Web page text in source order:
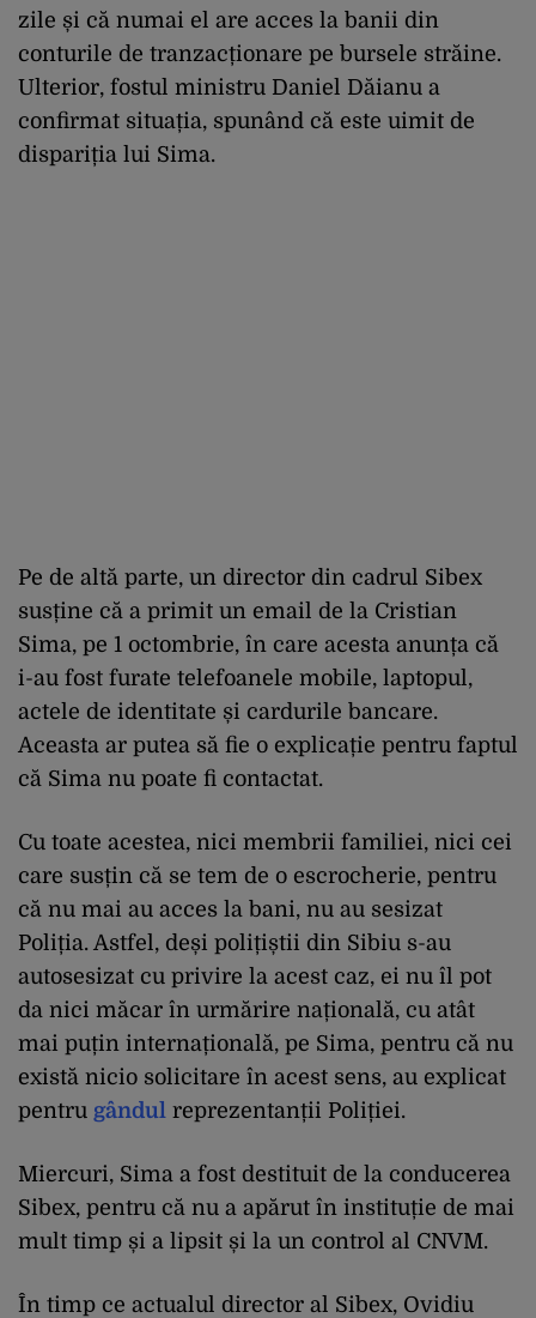
zile și că numai el are acces la banii din
conturile de tranzacționare pe bursele străine.
Ulterior, fostul ministru Daniel Dăianu a
confirmat situația, spunând că este uimit de
dispariția lui Sima.
Pe de altă parte, un director din cadrul Sibex
susține că a primit un email de la Cristian
Sima, pe 1 octombrie, în care acesta anunța că
i-au fost furate telefoanele mobile, laptopul,
actele de identitate și cardurile bancare.
Aceasta ar putea să fie o explicație pentru faptul
că Sima nu poate fi contactat.
Cu toate acestea, nici membrii familiei, nici cei
care susțin că se tem de o escrocherie, pentru
că nu mai au acces la bani, nu au sesizat
Poliția. Astfel, deși polițiștii din Sibiu s-au
autosesizat cu privire la acest caz, ei nu îl pot
da nici măcar în urmărire națională, cu atât
mai puțin internațională, pe Sima, pentru că nu
există nicio solicitare în acest sens, au explicat
pentru gândul reprezentanții Poliției.
Miercuri, Sima a fost destituit de la conducerea
Sibex, pentru că nu a apărut în instituție de mai
mult timp și a lipsit și la un control al CNVM.
În timp ce actualul director al Sibex, Ovidiu